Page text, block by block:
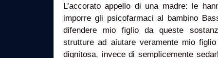
L’accorato appello di una madre: le
imporre gli psicofarmaci al bambino
difendere mio figlio da queste
strutture ad aiutare veramente mio
dignitosa, invece di semplicemente